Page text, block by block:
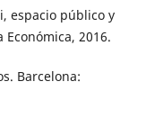
espacio público y
Económica, 2016.
Barcelona: